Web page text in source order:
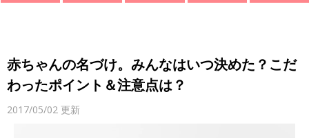
赤ちゃんの名づけ。みんなはいつ決めた？こだ
わったポイント＆注意点は？
2017/05/02 更新